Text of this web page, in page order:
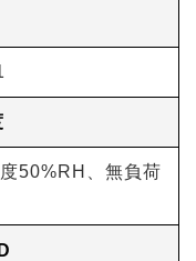
50%RH、無負荷